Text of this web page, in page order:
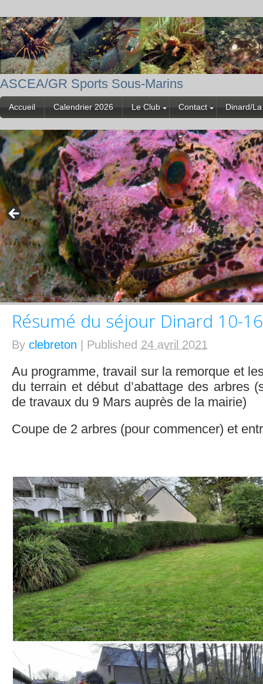
ASCEA/GR Sports Sous-Marins
Accueil Calendrier 2026 Le Club Contact Dinard/
Résumé du séjour Dinard 10-
By clebreton Published 24 avril 2021
Au programme, travail sur la remorque et
du terrain et début d’abattage des arbres
de travaux du 9 Mars auprès de la mairie)
Coupe de 2 arbres (pour commencer) et